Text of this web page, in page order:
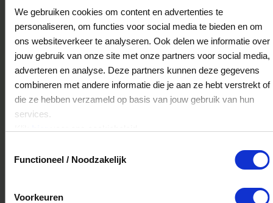
We gebruiken cookies om content en advertenties te
personaliseren, om functies voor social media te bieden en om
ons websiteverkeer te analyseren. Ook delen we informatie over
jouw gebruik van onze site met onze partners voor social media,
adverteren en analyse. Deze partners kunnen deze gegevens
combineren met andere informatie die je aan ze hebt verstrekt of
die ze hebben verzameld op basis van jouw gebruik van hun
services.
Functioneel / Noodzakelijk
Voorkeuren
Westvoorstraat 10
4671CD Dinteloord
Hubo Castricum
Castricummer Werf 70
1901RT Castricum
Hubo Zundert